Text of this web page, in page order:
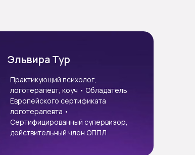
Эльвира Тур
Практикующий психолог,
логотерапевт, коуч • Обладатель
Европейского сертификата
логотерапевта •
Сертифицированный супервизор,
действительный член ОППЛ